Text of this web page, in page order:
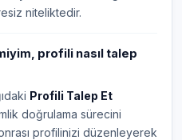
niteliktedir.
profili nasıl talep
Profili Talep Et
doğrulama sürecini
profilinizi düzenleyerek